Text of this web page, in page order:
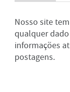
Nosso site
qualquer
informações
postagens.